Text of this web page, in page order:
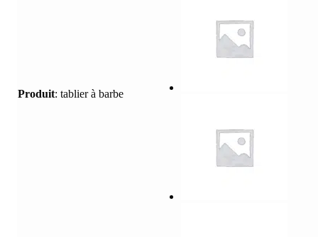
Produit: tablier à barbe